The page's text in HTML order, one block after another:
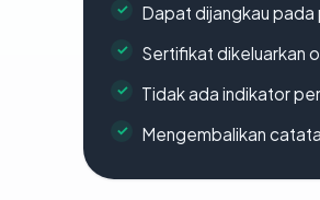
Dapat dijangkau
Sertifikat dikeluarkan
Tidak ada indikator
Mengembalikan